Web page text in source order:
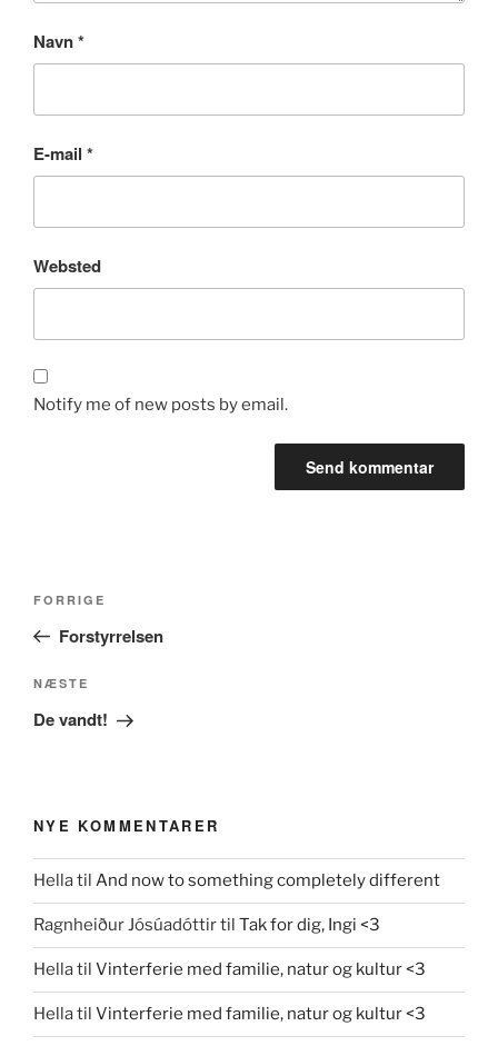
Navn*
E-mail *
Websted
Notify me of new posts by email.
Forrige
indlæg
FORRIGE
Forstyrrelsen
Næste
indlæg
NÆSTE
De vandt!
NYE KOMMENTARER
Hellatil And now to something completely different
Ragnheiður Jósúadóttirtil Tak for dig, Ingi <3
Hellatil Vinterferie med familie, natur og kultur <3
Hellatil Vinterferie med familie, natur og kultur <3